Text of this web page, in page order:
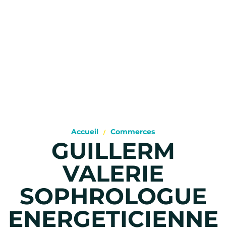
Accueil Commerces
GUILLERM
VALERIE
SOPHROLOGUE
ENERGETICIENNE